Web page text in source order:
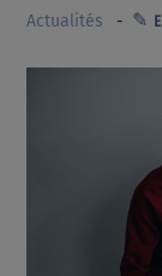
Actualités